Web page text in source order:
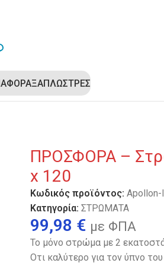
ΞΑΠΛΩΣΤΡΕΣ
ΠΡΟΣΦΟΡΑ –
x 120
Κωδικός προϊόντος: Apollon-
Κατηγορία: ΣΤΡΩΜΑΤΑ
99,98 € με ΦΠΑ
Το μόνο στρώμα με 2
Οτι καλύτερο για τον ύπνο